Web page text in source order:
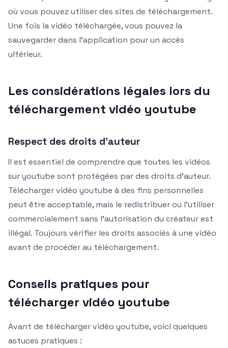
où vous pouvez utiliser des sites de téléchargement.
Une fois la vidéo téléchargée, vous pouvez la
sauvegarder dans l’application pour un accès
ultérieur.
Les considérations légales lors du
téléchargement vidéo youtube
Respect des droits d’auteur
Il est essentiel de comprendre que toutes les vidéos
sur youtube sont protégées par des droits d’auteur.
Télécharger vidéo youtube à des fins personnelles
peut être acceptable, mais le redistribuer ou l’utiliser
commercialement sans l’autorisation du créateur est
illégal. Toujours vérifier les droits associés à une vidéo
avant de procéder au téléchargement.
Conseils pratiques pour
télécharger vidéo youtube
Avant de télécharger vidéo youtube, voici quelques
astuces pratiques :